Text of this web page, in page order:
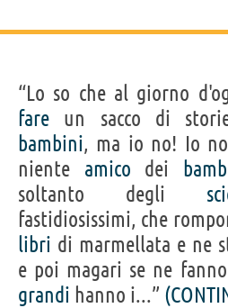
“Lo so che al giorno
fare un sacco di
bambini, ma io no! Io
niente amico dei
soltanto degli
fastidiosissimi, che
libri di marmellata e ne
e poi magari se ne
grandi hanno i...”